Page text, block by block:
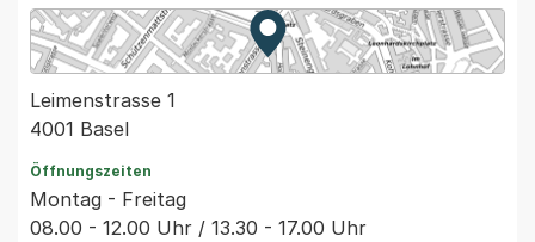
Zur Karte von MapBS.
Externer Link, wird in einem
Leimenstrasse 1
4001 Basel
Öffnungszeiten
Montag - Freitag
08.00 - 12.00 Uhr / 13.30 - 17.00 Uhr